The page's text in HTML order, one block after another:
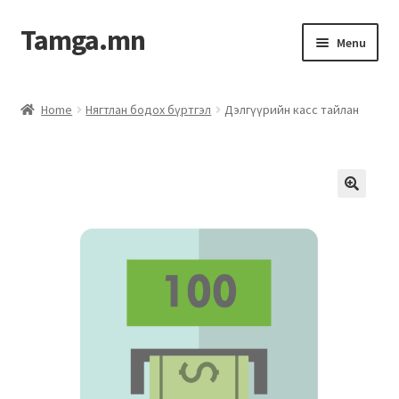
Tamga.mn Menu
Ажил гүйцэтгэх гэрээ
Компанийн удирдлагын бичиг баримт
Home Нягтлан бодох бүртгэл Дэлгүүрийн касс тайлан